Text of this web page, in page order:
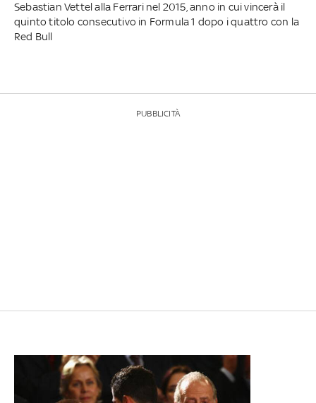
Sebastian Vettel alla Ferrari nel 2015, anno in cui vincerà il
quinto titolo consecutivo in Formula 1 dopo i quattro con la
Red Bull
PUBBLICITÀ